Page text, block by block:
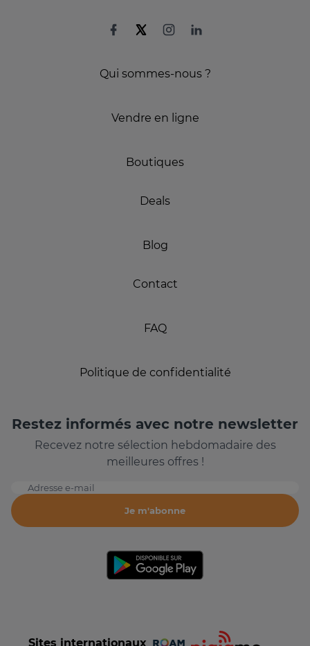
Qui sommes-nous ?
Vendre en ligne
Boutiques
Deals
Blog
Contact
FAQ
Politique de confidentialité
Restez informés avec notre newsletter
Recevez notre sélection hebdomadaire des
meilleures offres !
Adresse e-mail
Je m'abonne
Sites internationaux